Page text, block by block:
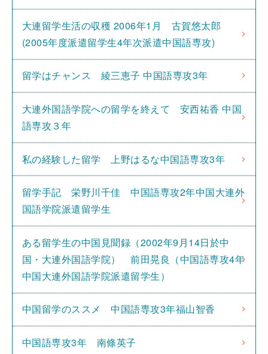
大連留学生活の収穫 2006年1月 古賀悠太郎
(2005年度派遣留学生4年次派遣中国語専攻)
留学はチャンス 綾三恵子 中国語専攻3年
大連外国語学院への留学を終えて 安西祐香 中国
語専攻３年
私の経験した留学 上野はるな中国語専攻3年
留学手記 栄野川千佳 中国語専攻2年中国大連外
国語学院派遣留学生
ある留学生の中国見聞録（2002年9月14日於中
国・大連外国語学院） 前田晃良（中国語専攻4年
中国大連外国語学院派遣留学生）
中国留学のススメ 中国語専攻3年福山智香
中国語専攻3年 南條英子